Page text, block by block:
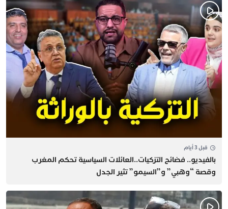
قبل 3 أيام
بالفيديو.. فضائح التزكيات..العائلات السياسية تحكم المغرب
وقصة “وهبي” و”السيمو” تثير الجدل